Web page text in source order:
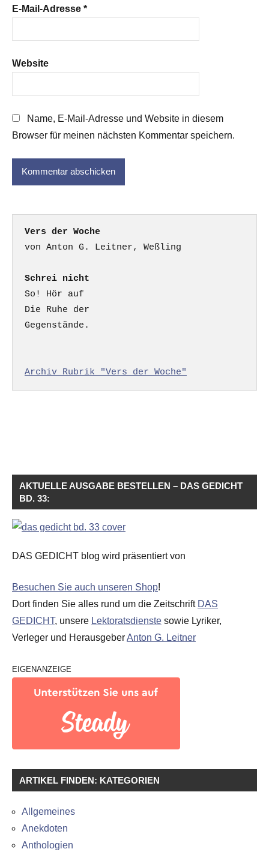
E-Mail-Adresse *
Website
Name, E-Mail-Adresse und Website in diesem
Browser für meinen nächsten Kommentar speichern.
Vers der Woche
Schrei nicht
So! Hör auf
Die Ruhe der
Gegenstände.
Archiv Rubrik "Vers der Woche"
AKTUELLE AUSGABE BESTELLEN – DAS GEDICHT
BD. 33:
DAS GEDICHT blog wird präsentiert von
Besuchen Sie auch unseren Shop!
Dort finden Sie alles rund um die Zeitschrift DAS
GEDICHT, unsere Lektoratsdienste sowie Lyriker,
Verleger und HerausgeberAnton G. Leitner
EIGENANZEIGE
ARTIKEL FINDEN: KATEGORIEN
Allgemeines
Anekdoten
Anthologien